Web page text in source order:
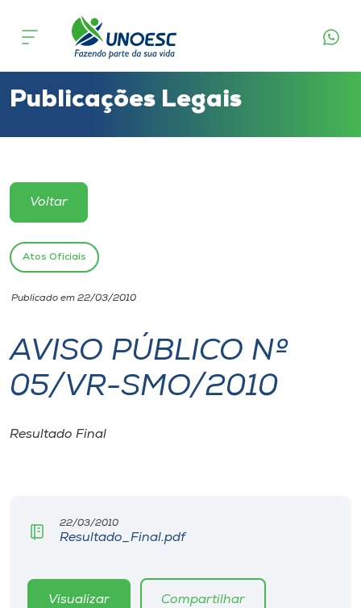
Cursos
Atendimento ao Estudante
Portal de Ensino
Unoesc
Internacionalização
I.nova
CPA
Biblioteca
Publicações Legais
Voltar
Atos Oficiais
Publicado em 22/03/2010
AVISO PÚBLICO Nº
05/VR-SMO/2010
Resultado Final
22/03/2010
Resultado_Final.pdf
Visualizar Compartilhar